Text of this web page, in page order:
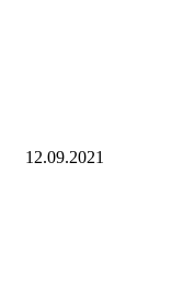
12.09.2021